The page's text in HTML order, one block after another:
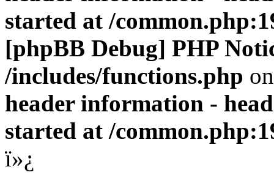
started at /
[phpBB Debug] PHP
/includes/functions.php
header information -
started at /
ï»¿